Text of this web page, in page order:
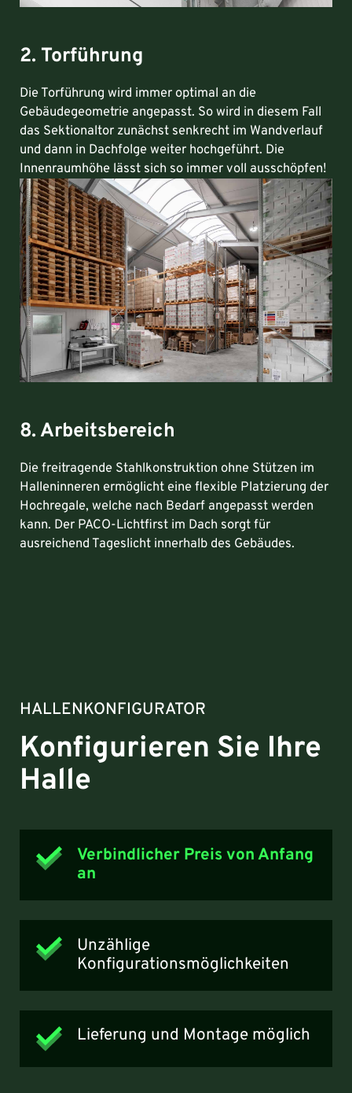
2. Torführung
Die Torführung wird immer optimal an die
Gebäudegeometrie angepasst. So wird in diesem Fall
das Sektionaltor zunächst senkrecht im Wandverlauf
und dann in Dachfolge weiter hochgeführt. Die
Innenraumhöhe lässt sich so immer voll ausschöpfen!
8. Arbeitsbereich
Die freitragende Stahlkonstruktion ohne Stützen im
Halleninneren ermöglicht eine flexible Platzierung der
Hochregale, welche nach Bedarf angepasst werden
kann. Der PACO-Lichtfirst im Dach sorgt für
ausreichend Tageslicht innerhalb des Gebäudes.
HALLENKONFIGURATOR
Konfigurieren Sie Ihre
Halle
Verbindlicher Preis von Anfang
an
Unzählige
Konfigurationsmöglichkeiten
Lieferung und Montage möglich